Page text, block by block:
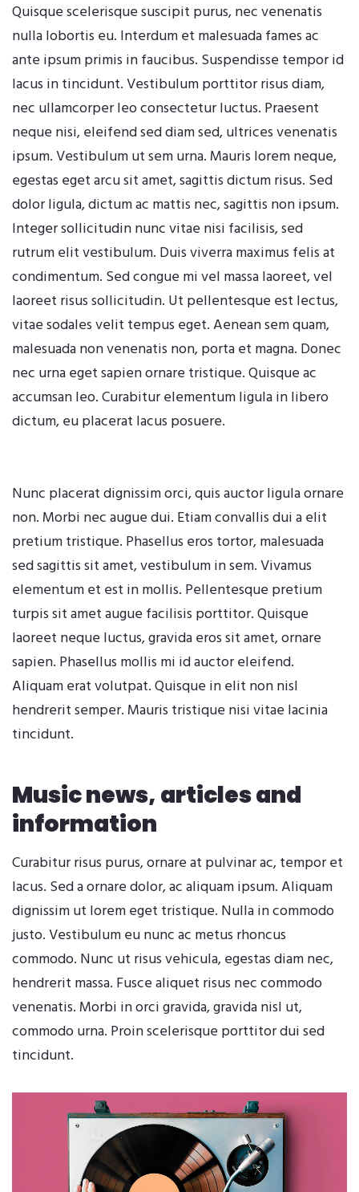
Quisque scelerisque suscipit purus, nec venenatis
nulla lobortis eu. Interdum et malesuada fames ac
ante ipsum primis in faucibus. Suspendisse tempor id
lacus in tincidunt. Vestibulum porttitor risus diam,
nec ullamcorper leo consectetur luctus. Praesent
neque nisi, eleifend sed diam sed, ultrices venenatis
ipsum. Vestibulum ut sem urna. Mauris lorem neque,
egestas eget arcu sit amet, sagittis dictum risus. Sed
dolor ligula, dictum ac mattis nec, sagittis non ipsum.
Integer sollicitudin nunc vitae nisi facilisis, sed
rutrum elit vestibulum. Duis viverra maximus felis at
condimentum. Sed congue mi vel massa laoreet, vel
laoreet risus sollicitudin. Ut pellentesque est lectus,
vitae sodales velit tempus eget. Aenean sem quam,
malesuada non venenatis non, porta et magna. Donec
nec urna eget sapien ornare tristique. Quisque ac
accumsan leo. Curabitur elementum ligula in libero
dictum, eu placerat lacus posuere.
Nunc placerat dignissim orci, quis auctor ligula ornare
non. Morbi nec augue dui. Etiam convallis dui a elit
pretium tristique. Phasellus eros tortor, malesuada
sed sagittis sit amet, vestibulum in sem. Vivamus
elementum et est in mollis. Pellentesque pretium
turpis sit amet augue facilisis porttitor. Quisque
laoreet neque luctus, gravida eros sit amet, ornare
sapien. Phasellus mollis mi id auctor eleifend.
Aliquam erat volutpat. Quisque in elit non nisl
hendrerit semper. Mauris tristique nisi vitae lacinia
tincidunt.
Music news, articles and
information
Curabitur risus purus, ornare at pulvinar ac, tempor et
lacus. Sed a ornare dolor, ac aliquam ipsum. Aliquam
dignissim ut lorem eget tristique. Nulla in commodo
justo. Vestibulum eu nunc ac metus rhoncus
commodo. Nunc ut risus vehicula, egestas diam nec,
hendrerit massa. Fusce aliquet risus nec commodo
venenatis. Morbi in orci gravida, gravida nisl ut,
commodo urna. Proin scelerisque porttitor dui sed
tincidunt.